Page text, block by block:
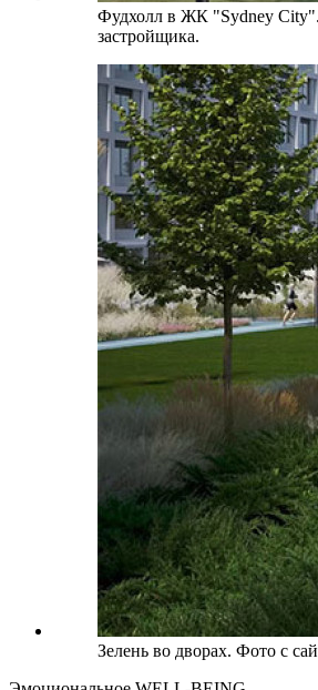
Фудхолл в ЖК "Sydney
застройщика.
Зелень во дворах. Фото с